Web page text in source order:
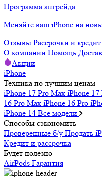
Программа апгрейда
Меняйте ваш iPhone на
Отзывы Рассрочки и кредит
О компании Помощь
Акции
iPhone
Техника по лучшим ценам
iPhone 17 Pro Max iPhone 17
16 Pro Max iPhone 16 Pro
iPhone 14 Все модели
Способы сэкономить
Проверенные б/у Продать
Кредит и рассрочка
Будет полезно
AirPods Гарантия